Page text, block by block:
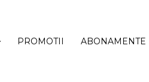
PROMOTII ABONAMENTE